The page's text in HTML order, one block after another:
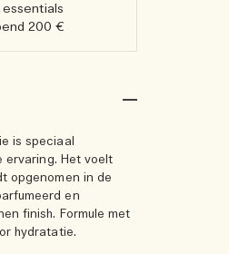
200 €
is speciaal
ervaring. Het voelt
opgenomen in de
en
finish. Formule met
hydratatie.